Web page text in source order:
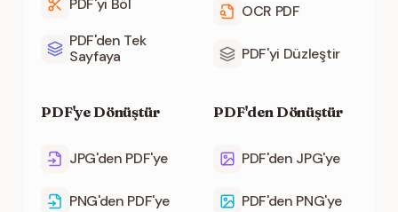
PDF'yi Böl
PDF'den Tek
Sayfaya
OCR PDF
PDF'yi Düzleştir
PDF'ye Dönüştür
JPG'den PDF'ye
PNG'den PDF'ye
PDF'den Dönüştür
PDF'den JPG'ye
PDF'den PNG'ye